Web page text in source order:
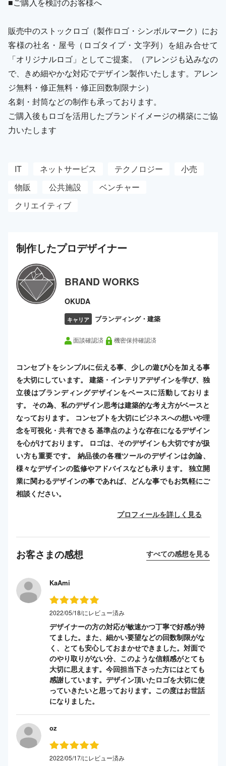
販売中のストックロゴ（製作ロゴ・シンボルマーク）にお
客様の社名・屋号（ロゴタイプ・文字列）を組み合せて
「オリジナルロゴ」としてご提案。（アレンジも込みなの
で、きめ細やかな対応でデザイン製作いたします。アレン
ジ無料・修正無料・修正回数制限ナシ）
名刺・封筒などの制作も承っております。
ご購入後もロゴを活用したブランドイメージの構築にご協
力いたします
IT ネットサービス テクノロジー
小売
物販
公共施設
ベンチャー
クリエイティブ
制作したプロデザイナー
BRAND WORKS
OKUDA
キャリア ブランディング・建築
面談確認済 機密保持確認済
コンセプトをシンプルに伝える事、少しの遊び心を加える事
を大切にしています。 建築・インテリアデザインを学び、独
立後はブランディングデザインをベースに活動しておりま
す。 その為、私のデザイン思考は建築的な考え方がベースと
なっております。 コンセプトを大切にビジネスへの想いや理
念を可視化・共有できる 基準点のような存在になるデザイン
を心がけております。 ロゴは、そのデザインも大切ですが扱
い方も重要です。 納品後の各種ツールのデザインは勿論、
様々なデザインの監修やアドバイスなども承ります。 独立開
業に関わるデザインの事であれば、どんな事でもお気軽にご
相談ください。
プロフィールを詳しく見る
お客さまの感想 すべての感想を見る
KaAmi
2022/05/18/にレビュー済み
デザイナーの方の対応が敏速かつ丁寧で好感が持
てました。また、細かい要望などの回数制限がな
く、とても安心しておまかせできました。対面で
のやり取りがない分、このような信頼感がとても
大切に思えます。今回担当下さった方にはとても
感謝しています。デザイン頂いたロゴを大切に使
っていきたいと思っております。この度はお世話
になりました。
oz
2022/05/17/にレビュー済み